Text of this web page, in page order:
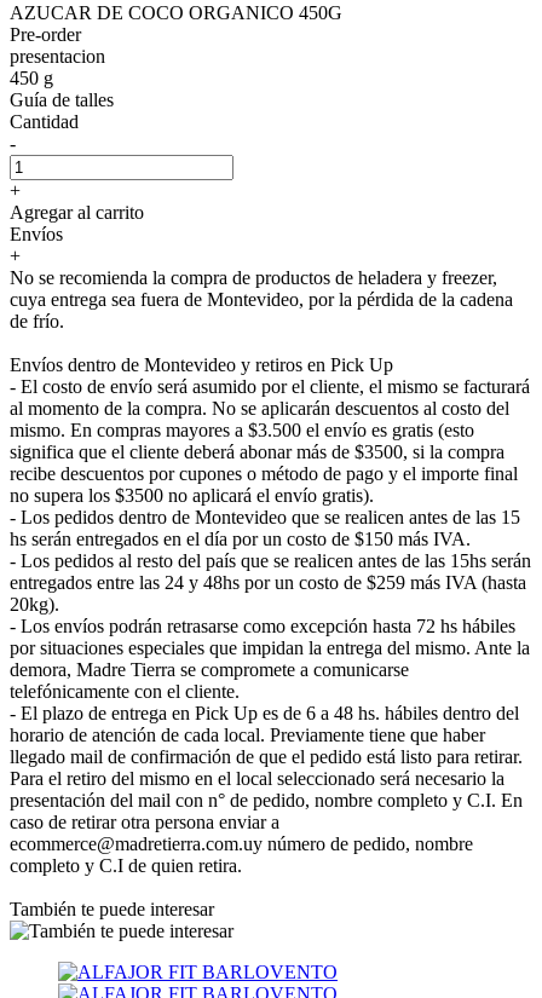
AZUCAR DE COCO ORGANICO 450G
Pre-order
presentacion
450 g
Guía de talles
Cantidad
-
+
Agregar al carrito
Envíos
+
No se recomienda la compra de productos de heladera y freezer,
cuya entrega sea fuera de Montevideo, por la pérdida de la cadena
de frío.
Envíos dentro de Montevideo y retiros en Pick Up
- El costo de envío será asumido por el cliente, el mismo se facturará
al momento de la compra. No se aplicarán descuentos al costo del
mismo. En compras mayores a $3.500 el envío es gratis (esto
significa que el cliente deberá abonar más de $3500, si la compra
recibe descuentos por cupones o método de pago y el importe final
no supera los $3500 no aplicará el envío gratis).
- Los pedidos dentro de Montevideo que se realicen antes de las 15
hs serán entregados en el día por un costo de $150 más IVA.
- Los pedidos al resto del país que se realicen antes de las 15hs serán
entregados entre las 24 y 48hs por un costo de $259 más IVA (hasta
20kg).
- Los envíos podrán retrasarse como excepción hasta 72 hs hábiles
por situaciones especiales que impidan la entrega del mismo. Ante la
demora, Madre Tierra se compromete a comunicarse
telefónicamente con el cliente.
- El plazo de entrega en Pick Up es de 6 a 48 hs. hábiles dentro del
horario de atención de cada local. Previamente tiene que haber
llegado mail de confirmación de que el pedido está listo para retirar.
Para el retiro del mismo en el local seleccionado será necesario la
presentación del mail con n° de pedido, nombre completo y C.I. En
caso de retirar otra persona enviar a
ecommerce@madretierra.com.uy número de pedido, nombre
completo y C.I de quien retira.
También te puede interesar